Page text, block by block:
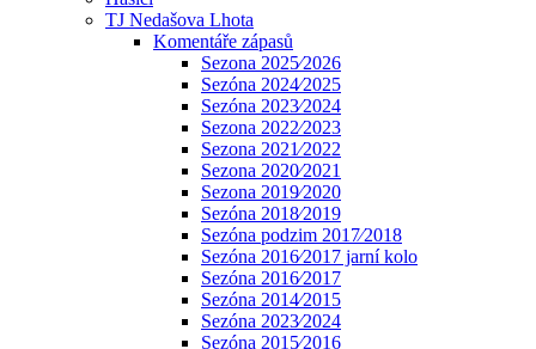
TJ Nedašova Lhota
Komentáře zápasů
Sezona 2025⁄2026
Sezóna 2024⁄2025
Sezóna 2023⁄2024
Sezona 2022⁄2023
Sezona 2021⁄2022
Sezona 2020⁄2021
Sezona 2019⁄2020
Sezóna 2018⁄2019
Sezóna podzim 2017⁄2018
Sezóna 2016⁄2017 jarní kolo
Sezóna 2016⁄2017
Sezóna 2014⁄2015
Sezóna 2023⁄2024
Sezóna 2015⁄2016